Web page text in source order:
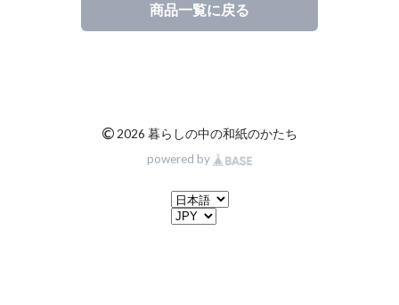
商品一覧に戻る
© 2026 暮らしの中の和紙のかたち
powered by